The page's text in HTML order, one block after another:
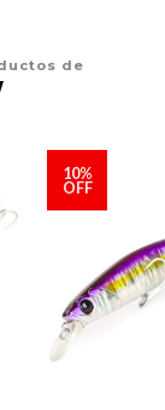
de
10%
OFF